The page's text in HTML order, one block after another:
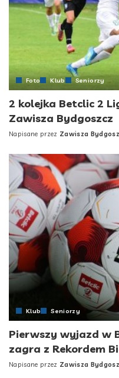
Foto Klub Seniorzy
2 kolejka Betclic 2
Zawisza Bydgoszcz
Posted
Napisane przez Zawisza
Klub Seniorzy
Pierwszy wyjazd w
zagra z Rekordem
Posted
Napisane przez Zawisza